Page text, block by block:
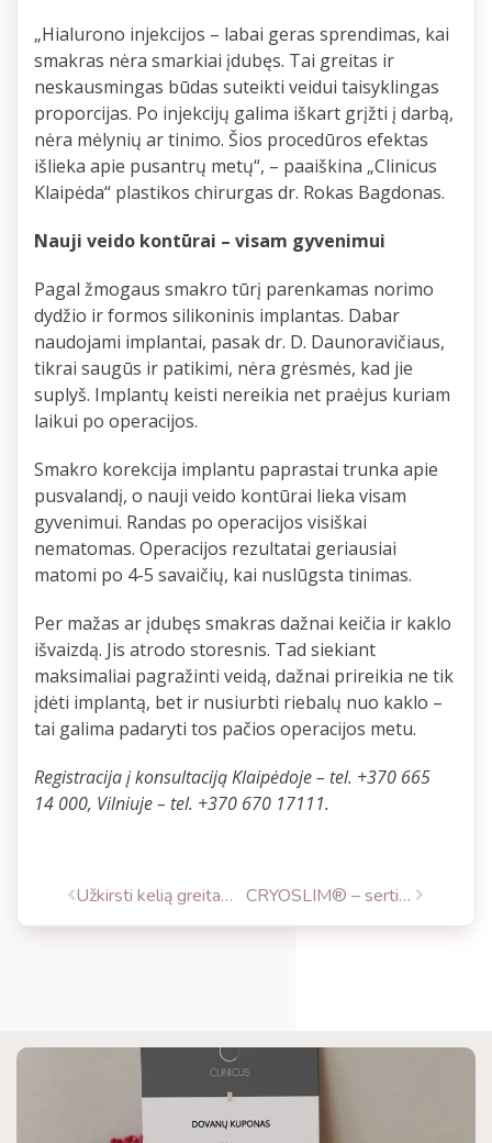
„Hialurono injekcijos – labai geras sprendimas, kai
smakras nėra smarkiai įdubęs. Tai greitas ir
neskausmingas būdas suteikti veidui taisyklingas
proporcijas. Po injekcijų galima iškart grįžti į darbą,
nėra mėlynių ar tinimo. Šios procedūros efektas
išlieka apie pusantrų metų“, – paaiškina „Clinicus
Klaipėda“ plastikos chirurgas dr. Rokas Bagdonas.
Nauji veido kontūrai – visam gyvenimui
Pagal žmogaus smakro tūrį parenkamas norimo
dydžio ir formos silikoninis implantas. Dabar
naudojami implantai, pasak dr. D. Daunoravičiaus,
tikrai saugūs ir patikimi, nėra grėsmės, kad jie
suplyš. Implantų keisti nereikia net praėjus kuriam
laikui po operacijos.
Smakro korekcija implantu paprastai trunka apie
pusvalandį, o nauji veido kontūrai lieka visam
gyvenimui. Randas po operacijos visiškai
nematomas. Operacijos rezultatai geriausiai
matomi po 4-5 savaičių, kai nuslūgsta tinimas.
Per mažas ar įdubęs smakras dažnai keičia ir kaklo
išvaizdą. Jis atrodo storesnis. Tad siekiant
maksimaliai pagražinti veidą, dažnai prireikia ne tik
įdėti implantą, bet ir nusiurbti riebalų nuo kaklo –
tai galima padaryti tos pačios operacijos metu.
Registracija į konsultaciją Klaipėdoje – tel. +370 665
14 000, Vilniuje – tel. +370 670 17111.
Užkirsti kelią greitam odos senėjimui – įmanoma CRYOSLIM® – sertifikuota riebalų ir celiulito naikinimo terapija